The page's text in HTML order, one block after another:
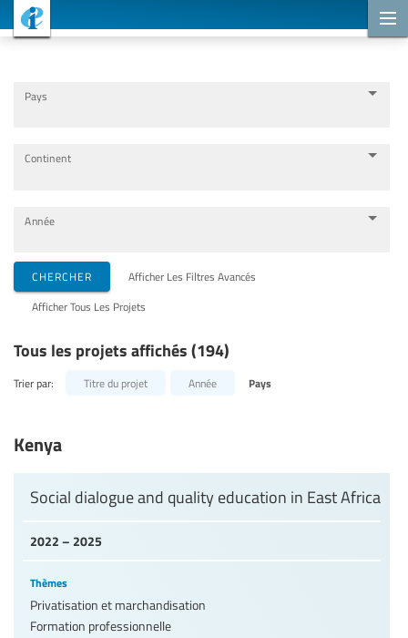
Pays
Continent
Année
Organisations de mise en œuvre
Thèmes
CHERCHER Afficher Les Filtres Avancés
Afficher Tous Les Projets
Tous les projets affichés (194)
Trier par: Titre du projet Année Pays
Kenya
2022 – 2025
Social dialogue and quality education in East Africa
Thèmes
Privatisation et marchandisation
Formation professionnelle